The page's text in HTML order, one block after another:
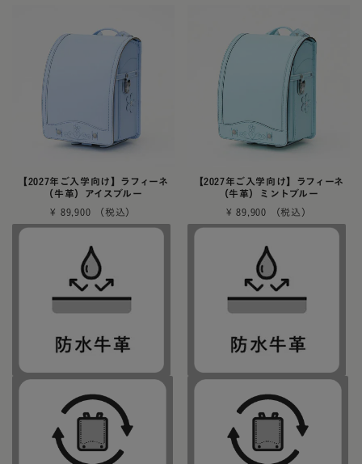
【2027年ご入学向け】ラフィーネ
（牛革）アイスブルー
¥ 89,900
【2027年ご入学向け】ラフィーネ
（牛革）ミントブルー
¥ 89,900